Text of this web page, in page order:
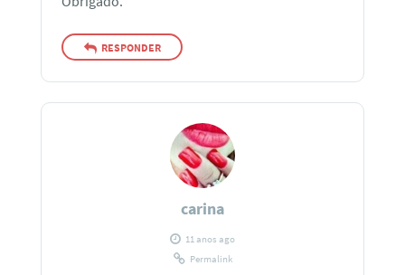
RESPONDER
carina
11 anos ago
Permalink